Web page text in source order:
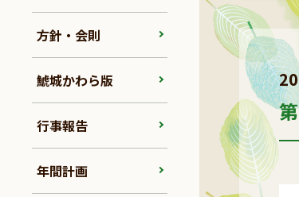
方針・会則
鯱城かわら版
行事報告
年間計画